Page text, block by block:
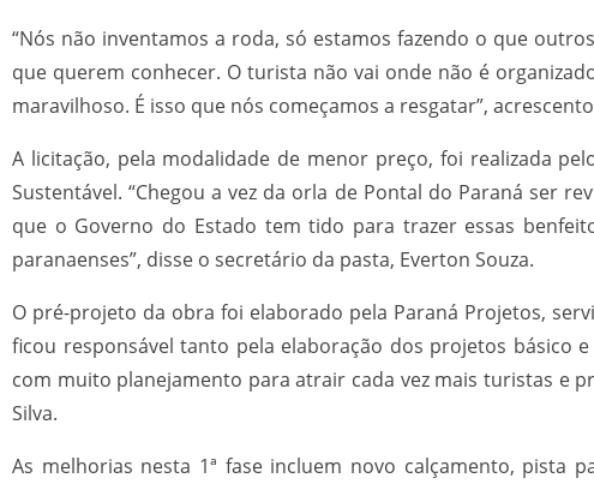
“Nós não inventamos a roda, só estamos fazendo o que
que querem conhecer. O turista não vai onde não é
maravilhoso. É isso que nós começamos a resgatar”,
A licitação, pela modalidade de menor preço, foi realizada
Sustentável. “Chegou a vez da orla de Pontal do Paraná ser
que o Governo do Estado tem tido para trazer essas
paranaenses”, disse o secretário da pasta, Everton Souza.
O pré-projeto da obra foi elaborado pela Paraná Projetos,
ficou responsável tanto pela elaboração dos projetos básico
com muito planejamento para atrair cada vez mais turistas e
Silva.
As melhorias nesta 1ª fase incluem novo calçamento, pista